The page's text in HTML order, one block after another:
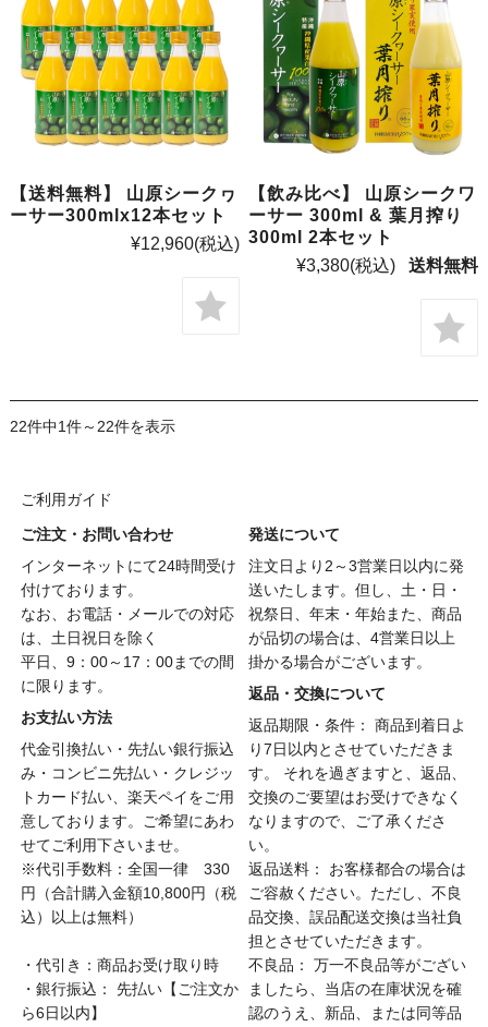
【送料無料】 山原シークヮ
ーサー300mlx12本セット
¥12,960(税込)
【飲み比べ】 山原シークワ
ーサー 300ml & 葉月搾り
300ml 2本セット
¥3,380(税込) 送料無料
22件中1件～22件を表示
ご利用ガイド
ご注文・お問い合わせ
インターネットにて24時間受け
付けております。
なお、お電話・メールでの対応
は、土日祝日を除く
平日、9：00～17：00までの間
に限ります。
お支払い方法
代金引換払い・先払い銀行振込
み・コンビニ先払い・クレジッ
トカード払い、楽天ペイをご用
意しております。ご希望にあわ
せてご利用下さいませ。
※代引手数料：全国一律 330
円（合計購入金額10,800円（税
込）以上は無料）
・代引き：商品お受け取り時
・銀行振込： 先払い【ご注文か
ら6日以内】
発送について
注文日より2～3営業日以内に発
送いたします。但し、土・日・
祝祭日、年末・年始また、商品
が品切の場合は、4営業日以上
掛かる場合がございます。
返品・交換について
返品期限・条件： 商品到着日よ
り7日以内とさせていただきま
す。 それを過ぎますと、返品、
交換のご要望はお受けできなく
なりますので、ご了承くださ
い。
返品送料： お客様都合の場合は
ご容赦ください。ただし、不良
品交換、誤品配送交換は当社負
担とさせていただきます。
不良品： 万一不良品等がござい
ましたら、当店の在庫状況を確
認のうえ、新品、または同等品